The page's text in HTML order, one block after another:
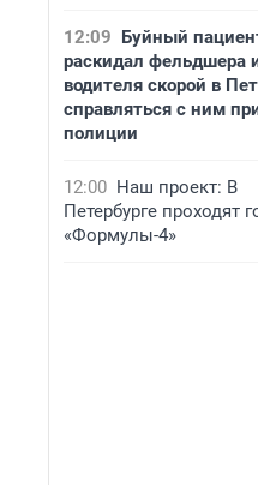
12:09 Буйный
раскидал фельдшера
водителя скорой в
справляться с ним
полиции
12:00 Наш проект: В
Петербурге проходят
«Формулы-4»